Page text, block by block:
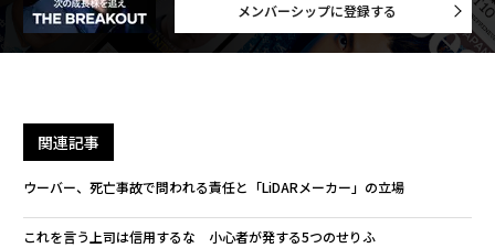
メンバーシップに登録する
関連記事
ウーバー、死亡事故で問われる責任と「LiDARメーカー」の立場
これを言う上司は信用するな 小心者が発する5つのせりふ